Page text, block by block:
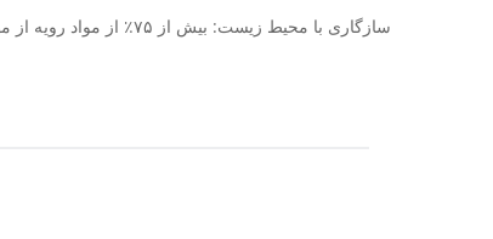
سازگاری با محیط زیست: بیش از ۷۵٪ از مواد رویه از مواد بازیافتی ساخته شده است